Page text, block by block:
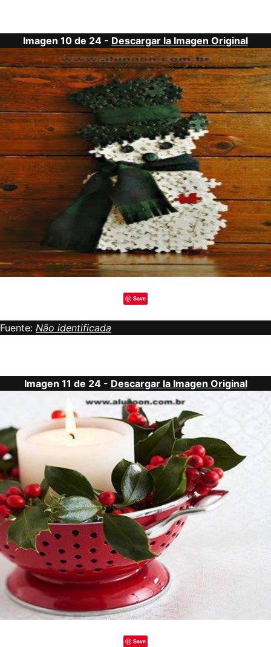
Imagen 10 de 24 - Descargar la Imagen Original
Save
Fuente: Não identificada
Imagen 11 de 24 - Descargar la Imagen Original
Save